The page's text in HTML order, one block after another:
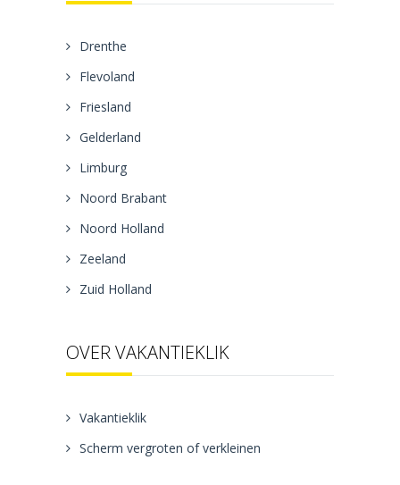
Drenthe
Flevoland
Friesland
Gelderland
Limburg
Noord Brabant
Noord Holland
Zeeland
Zuid Holland
OVER VAKANTIEKLIK
Vakantieklik
Scherm vergroten of verkleinen